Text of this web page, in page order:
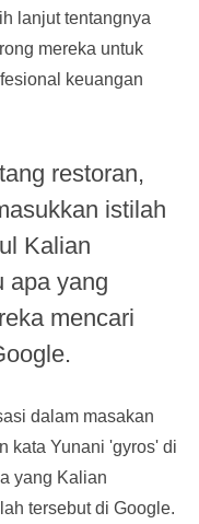
lanjut tentangnya
mereka untuk
keuangan
restoran,
istilah
Kalian
apa yang
mencari
dalam masakan
kata Yunani 'gyros' di
yang Kalian
tersebut di Google.